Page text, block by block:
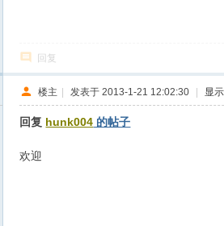
回复
楼主 | 发表于 2013-1-21 12:02:30 | 显
回复 hunk004 的帖子
欢迎